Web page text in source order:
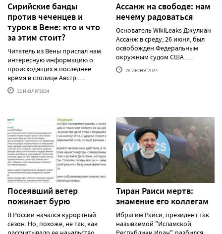
Сирийские банды
против чеченцев и
турок в Вене: кто и что
за этим стоит?
Читатель из Вены прислал нам
интересную информацию о
происходящих в последнее
время в столице Австр......
12 ИЮЛЯ'2024
Ассанж на свободе: нам
нечему радоваться
Основатель WikiLeaks Джулиан
Ассанж в среду, 26 июня, был
освобожден Федеральным
окружным судом США......
28 ИЮНЯ'2024
Посеявший ветер
пожинает бурю
В России начался курортный
сезон. Но, похоже, не так, как
Тиран Раиси мертв:
знамение его коллегам
Ибрагим Раиси, президент так
называемой "Исламской